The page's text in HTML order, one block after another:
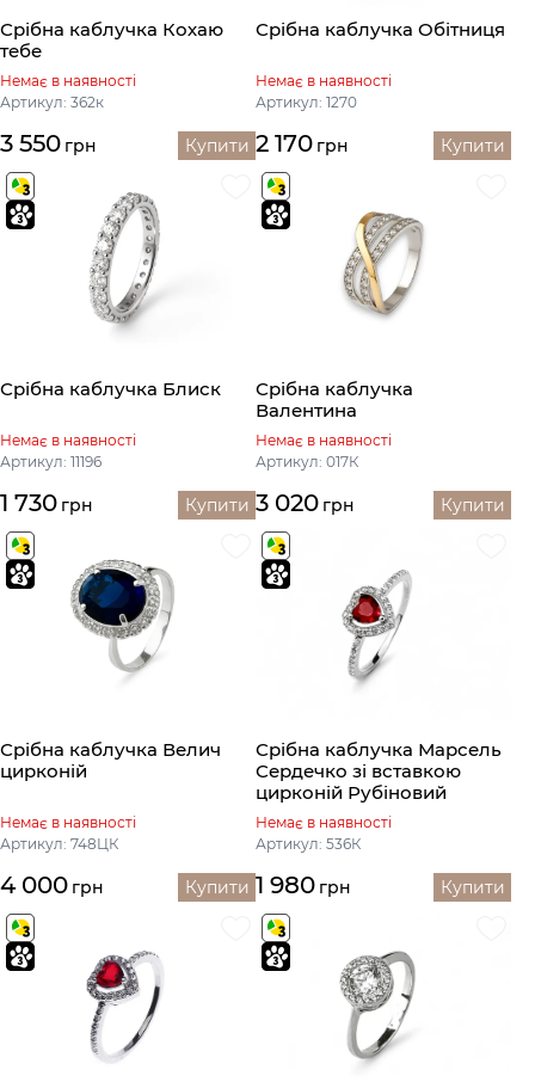
Срібна каблучка Кохаю
тебе
Немає в наявності
Артикул: 362к
3 550 грн Купити
Срібна каблучка Обітниця
Немає в наявності
Артикул: 1270
2 170 грн Купити
Срібна каблучка Блиск
Немає в наявності
Артикул: 11196
1 730 грн Купити
Срібна каблучка
Валентина
Немає в наявності
Артикул: 017К
3 020 грн Купити
Срібна каблучка Велич
цирконій
Немає в наявності
Артикул: 748ЦК
4 000 грн Купити
Срібна каблучка Марсель
Сердечко зі вставкою
цирконій Рубіновий
Немає в наявності
Артикул: 536К
1 980 грн Купити